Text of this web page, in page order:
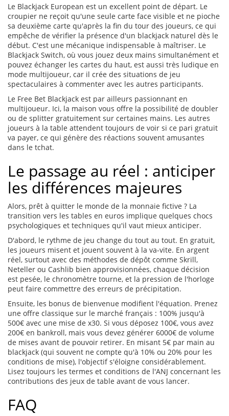
Le Blackjack European est un excellent point de départ. Le
croupier ne reçoit qu'une seule carte face visible et ne pioche
sa deuxième carte qu'après la fin du tour des joueurs, ce qui
empêche de vérifier la présence d'un blackjack naturel dès le
début. C'est une mécanique indispensable à maîtriser. Le
Blackjack Switch, où vous jouez deux mains simultanément et
pouvez échanger les cartes du haut, est aussi très ludique en
mode multijoueur, car il crée des situations de jeu
spectaculaires à commenter avec les autres participants.
Le Free Bet Blackjack est par ailleurs passionnant en
multijoueur. Ici, la maison vous offre la possibilité de doubler
ou de splitter gratuitement sur certaines mains. Les autres
joueurs à la table attendent toujours de voir si ce pari gratuit
va payer, ce qui génère des réactions souvent amusantes
dans le tchat.
Le passage au réel : anticiper
les différences majeures
Alors, prêt à quitter le monde de la monnaie fictive ? La
transition vers les tables en euros implique quelques chocs
psychologiques et techniques qu'il vaut mieux anticiper.
D'abord, le rythme de jeu change du tout au tout. En gratuit,
les joueurs misent et jouent souvent à la va-vite. En argent
réel, surtout avec des méthodes de dépôt comme Skrill,
Neteller ou Cashlib bien approvisionnées, chaque décision
est pesée, le chronomètre tourne, et la pression de l'horloge
peut faire commettre des erreurs de précipitation.
Ensuite, les bonus de bienvenue modifient l'équation. Prenez
une offre classique sur le marché français : 100% jusqu'à
500€ avec une mise de x30. Si vous déposez 100€, vous avez
200€ en bankroll, mais vous devez générer 6000€ de volume
de mises avant de pouvoir retirer. En misant 5€ par main au
blackjack (qui souvent ne compte qu'à 10% ou 20% pour les
conditions de mise), l'objectif s'éloigne considérablement.
Lisez toujours les termes et conditions de l'ANJ concernant les
contributions des jeux de table avant de vous lancer.
FAQ